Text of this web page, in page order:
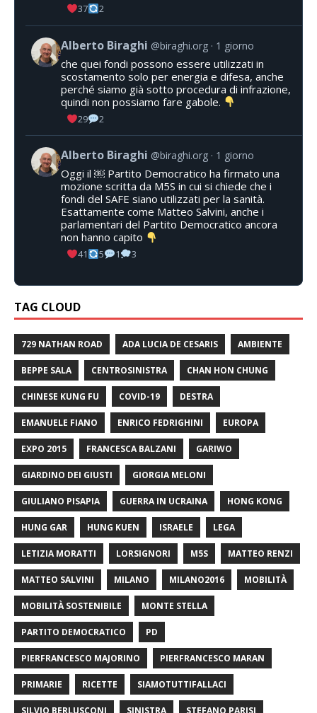
37 2
Alberto Biraghi @biraghi.org 1 giorno
che quei fondi possono essere utilizzati in
scostamento solo per energia e difesa, anche
perché siamo già sotto procedura di infrazione,
quindi non possiamo fare gabole.
29 2
Alberto Biraghi @biraghi.org 1 giorno
Oggi il ￼ Partito Democratico ha firmato una
mozione scritta da M5S in cui si chiede che i
fondi del SAFE siano utilizzati per la sanità.
Esattamente come Matteo Salvini, anche i
parlamentari del Partito Democratico ancora
non hanno capito
41 5 1 3
TAG CLOUD
729 NATHAN ROAD ADA LUCIA DE CESARIS AMBIENTE
BEPPE SALA CENTROSINISTRA CHAN HON CHUNG
CHINESE KUNG FU COVID-19 DESTRA
EMANUELE FIANO ENRICO FEDRIGHINI EUROPA
EXPO 2015 FRANCESCA BALZANI GARIWO
GIARDINO DEI GIUSTI GIORGIA MELONI
GIULIANO PISAPIA GUERRA IN UCRAINA HONG KONG
HUNG GAR HUNG KUEN ISRAELE LEGA
LETIZIA MORATTI LORSIGNORI M5S MATTEO RENZI
MATTEO SALVINI MILANO MILANO2016 MOBILITÀ
MOBILITÀ SOSTENIBILE MONTE STELLA
PARTITO DEMOCRATICO PD
PIERFRANCESCO MAJORINO PIERFRANCESCO MARAN
PRIMARIE RICETTE SIAMOTUTTIFALLACI
SILVIO BERLUSCONI SINISTRA STEFANO PARISI